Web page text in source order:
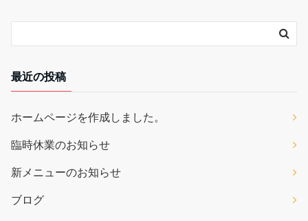
最近の投稿
ホームページを作成しました。
臨時休業のお知らせ
新メニューのお知らせ
ブログ